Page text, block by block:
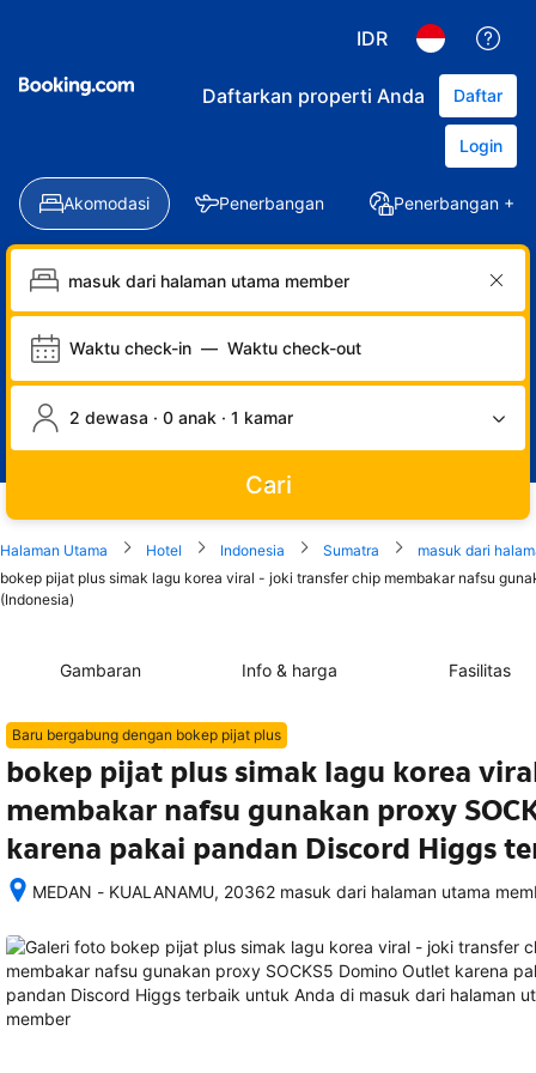
IDR
Daftarkan properti Anda Daftar
Login
Akomodasi Penerbangan Penerbangan +
Waktu check-in — Waktu check-out
2 dewasa · 0 anak · 1 kamar
Cari
Halaman Utama Hotel Indonesia Sumatra
masuk dari
bokep pijat plus simak lagu korea viral - joki transfer chip membakar nafsu
(Indonesia)
Gambaran Info & harga Fasilitas
Baru bergabung dengan bokep pijat plus
bokep pijat plus simak lagu korea
membakar nafsu gunakan proxy
karena pakai pandan Discord Higgs
MEDAN - KUALANAMU, 20362 masuk dari halaman utama
memesan,
semua
rincian
akomodasi